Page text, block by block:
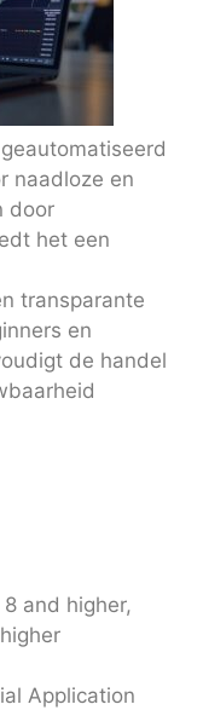
naadloze en
door
het een
transparante
en
de handel
and higher,
Application